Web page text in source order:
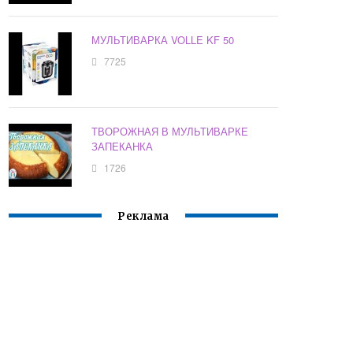
МУЛЬТИВАРКА VOLLE KF 50
7725
ТВОРОЖНАЯ В МУЛЬТИВАРКЕ
ЗАПЕКАНКА
1726
Реклама